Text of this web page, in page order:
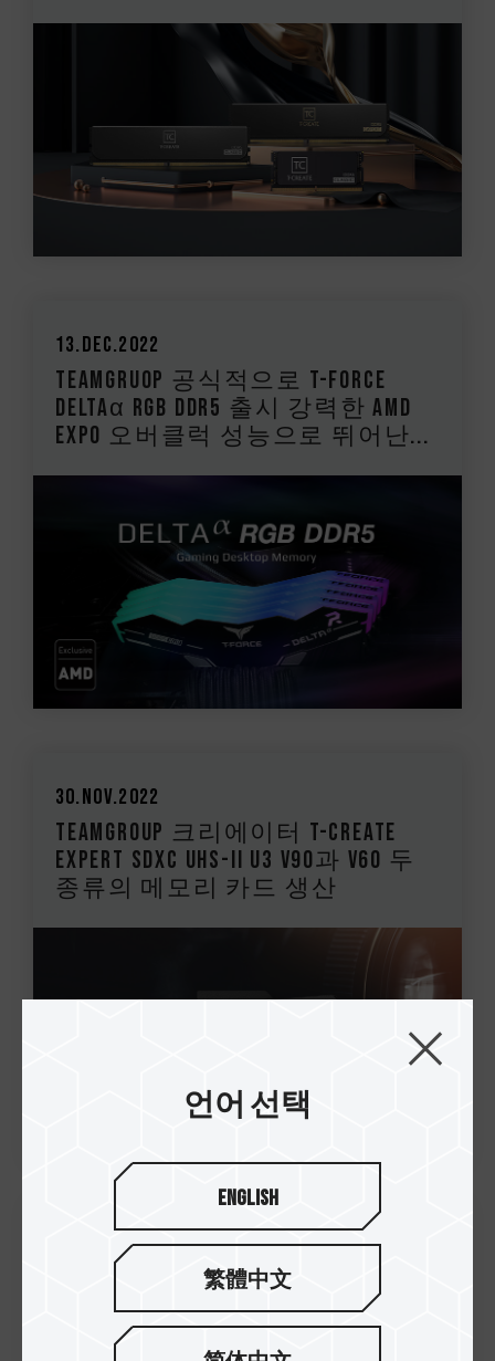
13.Dec.2022
TEAMGRUOP 공식적으로 T-FORCE
DELTAα RGB DDR5 출시 강력한 AMD
EXPO 오버클럭 성능으로 뛰어난...
30.Nov.2022
TEAMGROUP 크리에이터 T-CREATE
EXPERT SDXC UHS-II U3 V90과 V60 두
종류의 메모리 카드 생산
23.Nov.2022
TEAMGROUP, 첫 번째 T-FORCE x InWin
216 공동 브랜딩 케이스 출시 강력
한 협업으로 놀라움을 선사
언어 선택
English
繁體中文